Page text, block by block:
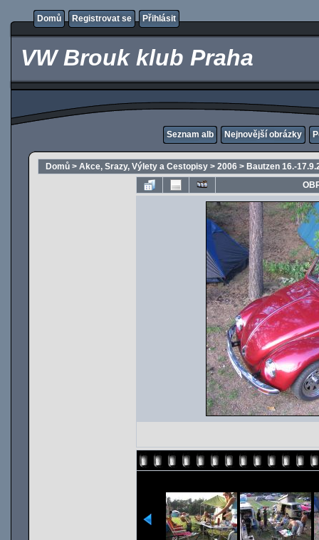
Domů Registrovat se Přihlásit
VW Brouk klub Praha
Seznam alb Nejnovější obrázky
Domů > Akce, Srazy, Výlety a Cestopisy > 2006 > Bautzen 16.-